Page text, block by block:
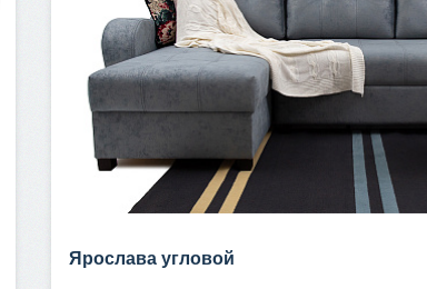
Ярослава угловой